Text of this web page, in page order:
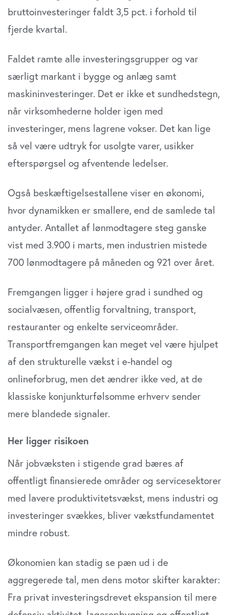
bruttoinvesteringer faldt 3,5 pct. i forhold til
fjerde kvartal.
Faldet ramte alle investeringsgrupper og var
særligt markant i bygge og anlæg samt
maskininvesteringer. Det er ikke et sundhedstegn,
når virksomhederne holder igen med
investeringer, mens lagrene vokser. Det kan lige
så vel være udtryk for usolgte varer, usikker
efterspørgsel og afventende ledelser.
Også beskæftigelsestallene viser en økonomi,
hvor dynamikken er smallere, end de samlede tal
antyder. Antallet af lønmodtagere steg ganske
vist med 3.900 i marts, men industrien mistede
700 lønmodtagere på måneden og 921 over året.
Fremgangen ligger i højere grad i sundhed og
socialvæsen, offentlig forvaltning, transport,
restauranter og enkelte serviceområder.
Transportfremgangen kan meget vel være hjulpet
af den strukturelle vækst i e-handel og
onlineforbrug, men det ændrer ikke ved, at de
klassiske konjunkturfølsomme erhverv sender
mere blandede signaler.
Her ligger risikoen
Når jobvæksten i stigende grad bæres af
offentligt finansierede områder og servicesektorer
med lavere produktivitetsvækst, mens industri og
investeringer svækkes, bliver vækstfundamentet
mindre robust.
Økonomien kan stadig se pæn ud i de
aggregerede tal, men dens motor skifter karakter:
Fra privat investeringsdrevet ekspansion til mere